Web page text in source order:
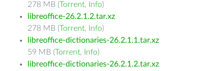
278 MB (Torrent, Info)
libreoffice-26.2.1.2.tar.xz
278 MB (Torrent, Info)
libreoffice-dictionaries-26.2.1.1.tar.xz
59 MB (Torrent, Info)
libreoffice-dictionaries-26.2.1.2.tar.xz